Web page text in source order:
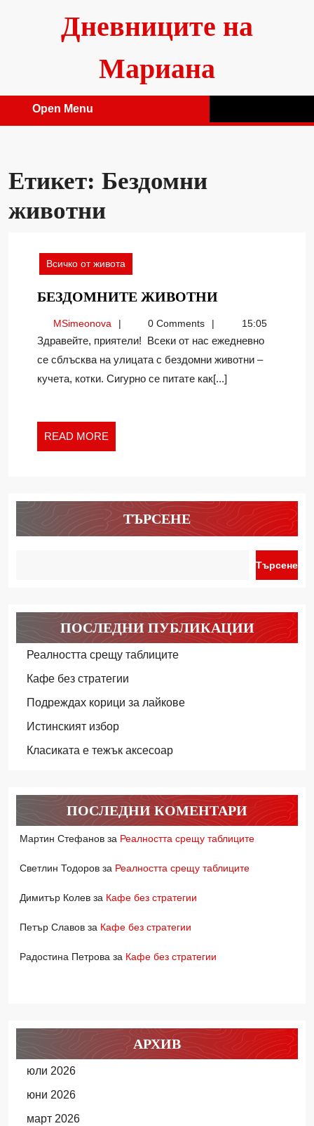
Дневниците на
Мариана
Open Menu
Етикет: Бездомни
животни
Всичко от живота
БЕЗДОМНИТЕ ЖИВОТНИ
MSimeonovaMSimeonova0 Comments 15:05
Здравейте, приятели! Всеки от нас ежедневно
се сблъсква на улицата с бездомни животни –
кучета, котки. Сигурно се питате как[...]
READ MORE
MORE
ТЪРСЕНЕ
Търсене
ПОСЛЕДНИ ПУБЛИКАЦИИ
Реалността срещу таблиците
Кафе без стратегии
Подреждах корици за лайкове
Истинският избор
Класиката е тежък аксесоар
ПОСЛЕДНИ КОМЕНТАРИ
Мартин Стефанов за Реалността срещу таблиците
Светлин Тодоров за Реалността срещу таблиците
Димитър Колев за Кафе без стратегии
Петър Славов за Кафе без стратегии
Радостина Петрова за Кафе без стратегии
АРХИВ
юли 2026
юни 2026
март 2026